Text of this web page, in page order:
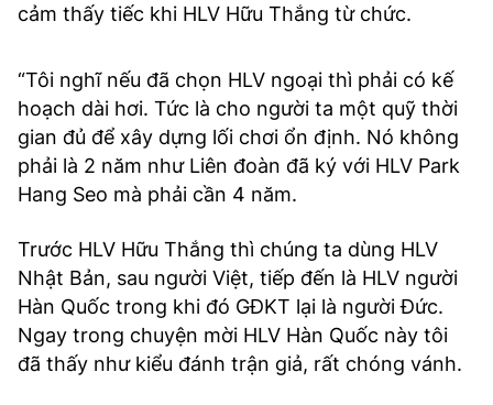
cảm thấy tiếc khi HLV Hữu Thắng từ chức.
“Tôi nghĩ nếu đã chọn HLV ngoại thì phải có kế
hoạch dài hơi. Tức là cho người ta một quỹ thời
gian đủ để xây dựng lối chơi ổn định. Nó không
phải là 2 năm như Liên đoàn đã ký với HLV Park
Hang Seo mà phải cần 4 năm.
Trước HLV Hữu Thắng thì chúng ta dùng HLV
Nhật Bản, sau người Việt, tiếp đến là HLV người
Hàn Quốc trong khi đó GĐKT lại là người Đức.
Ngay trong chuyện mời HLV Hàn Quốc này tôi
đã thấy như kiểu đánh trận giả, rất chóng vánh.